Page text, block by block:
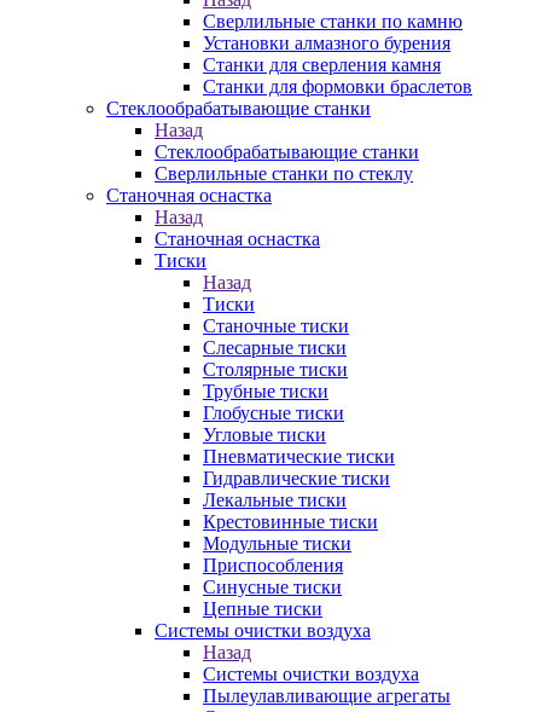
Сверлильные станки по камню
Установки алмазного бурения
Станки для сверления камня
Станки для формовки браслетов
Стеклообрабатывающие станки
Назад
Стеклообрабатывающие станки
Сверлильные станки по стеклу
Станочная оснастка
Назад
Станочная оснастка
Тиски
Назад
Тиски
Станочные тиски
Слесарные тиски
Столярные тиски
Трубные тиски
Глобусные тиски
Угловые тиски
Пневматические тиски
Гидравлические тиски
Лекальные тиски
Крестовинные тиски
Модульные тиски
Приспособления
Синусные тиски
Цепные тиски
Системы очистки воздуха
Назад
Системы очистки воздуха
Пылеулавливающие агрегаты